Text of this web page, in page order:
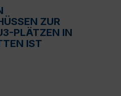
ZUR
PLÄTZEN IN
IST